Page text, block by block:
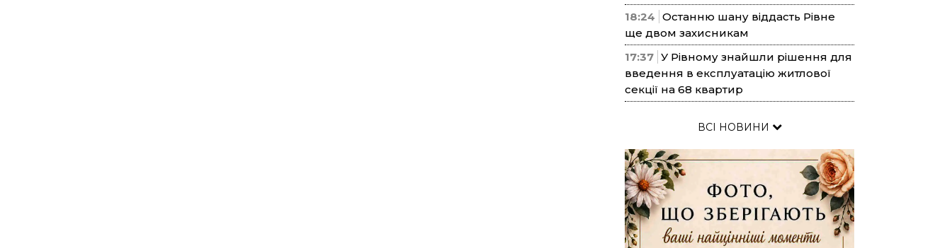
18:24 Останню шану віддасть Рівне
ще двом захисникам
17:37 У Рівному знайшли рішення для
введення в експлуатацію житлової
секції на 68 квартир
ВСІ НОВИНИ